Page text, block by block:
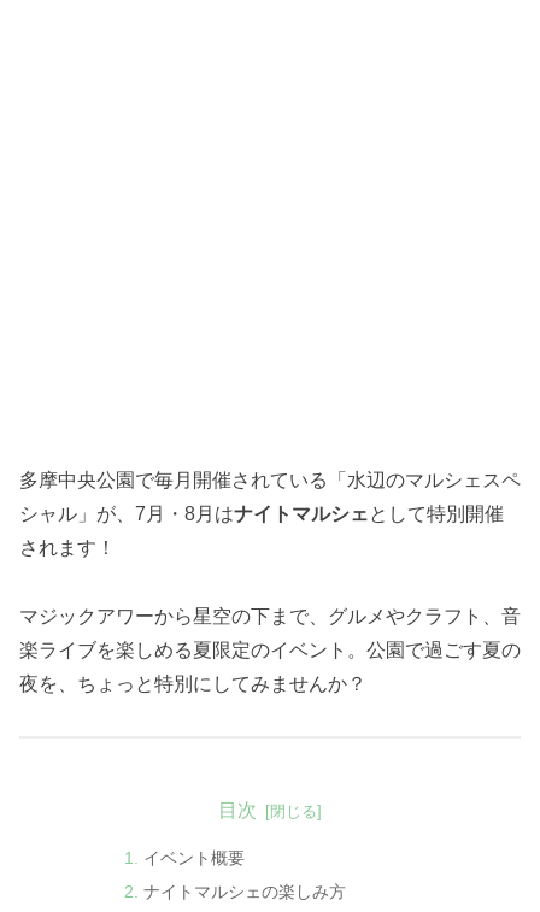
多摩中央公園で毎月開催されている「水辺のマルシェスペ
シャル」が、7月・8月はナイトマルシェとして特別開催
されます！
マジックアワーから星空の下まで、グルメやクラフト、音
楽ライブを楽しめる夏限定のイベント。公園で過ごす夏の
夜を、ちょっと特別にしてみませんか？
目次
イベント概要
ナイトマルシェの楽しみ方